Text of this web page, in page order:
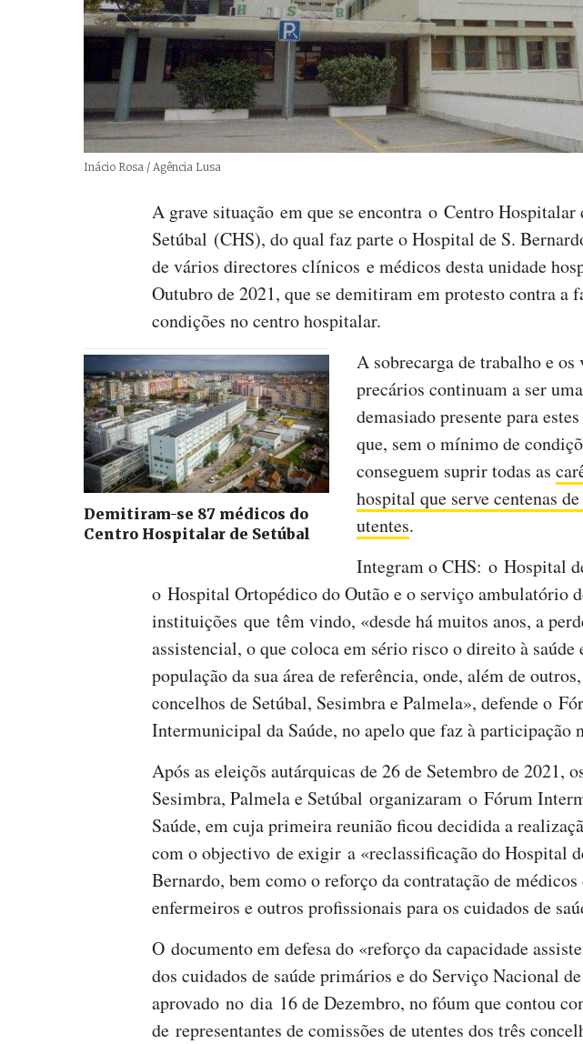
Créditos
Inácio Rosa / Agência Lusa
A grave situação em que se encontra o Centro Hospitalar
Setúbal (CHS), do qual faz parte o Hospital de S.
de vários directores clínicos e médicos desta unidade
Outubro de 2021, que se demitiram em protesto contra a
condições no centro hospitalar.
Demitiram-se 87 médicos do
Centro Hospitalar de Setúbal
A sobrecarga de trabalho e os
precários continuam a ser
demasiado presente para
que, sem o mínimo de
conseguem suprir todas as
hospital que serve centenas
utentes.
Integram o CHS: o Hospital
o Hospital Ortopédico do Outão e o serviço ambulatório
instituições que têm vindo, «desde há muitos anos, a
assistencial, o que coloca em sério risco o direito à saúde
população da sua área de referência, onde, além de
concelhos de Setúbal, Sesimbra e Palmela», defende o
Intermunicipal da Saúde, no apelo que faz à participação
Após as eleiçõs autárquicas de 26 de Setembro de 2021,
Sesimbra, Palmela e Setúbal organizaram o Fórum
Saúde, em cuja primeira reunião ficou decidida a
com o objectivo de exigir a «reclassificação do Hospital
Bernardo, bem como o reforço da contratação de
enfermeiros e outros profissionais para os cuidados de
O documento em defesa do «reforço da capacidade
dos cuidados de saúde primários e do Serviço Nacional
aprovado no dia 16 de Dezembro, no fóum que contou
de representantes de comissões de utentes dos três